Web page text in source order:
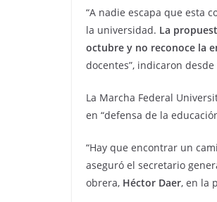
“A nadie escapa que esta
la universidad. La
octubre y no reconoce la
docentes”, indicaron
La Marcha Federal
en “defensa de la
“Hay que encontrar un
aseguró el secretario
obrera, Héctor Daer, en la